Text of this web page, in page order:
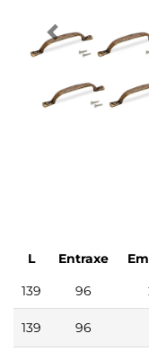
L Entraxe
139
96
139 96